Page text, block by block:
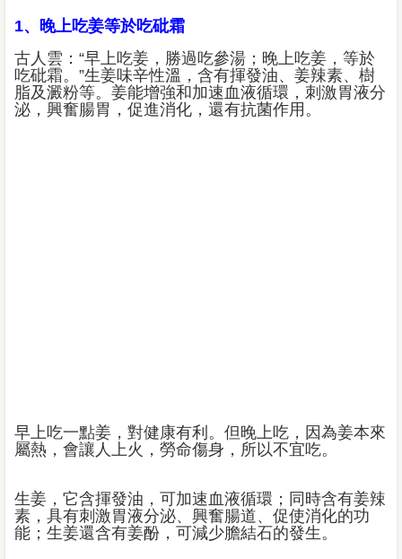
1、晚上吃姜等於吃砒霜
古人雲：“早上吃姜，勝過吃參湯；晚上吃姜，等於
吃砒霜。”生姜味辛性溫，含有揮發油、姜辣素、樹
脂及澱粉等。姜能增強和加速血液循環，刺激胃液分
泌，興奮腸胃，促進消化，還有抗菌作用。
早上吃一點姜，對健康有利。但晚上吃，因為姜本來
屬熱，會讓人上火，勞命傷身，所以不宜吃。
生姜，它含揮發油，可加速血液循環；同時含有姜辣
素，具有刺激胃液分泌、興奮腸道、促使消化的功
能；生姜還含有姜酚，可減少膽結石的發生。